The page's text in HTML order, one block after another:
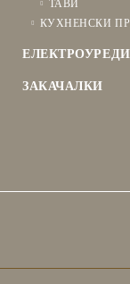
ТАВИ
КУХНЕНСКИ
ЕЛЕКТРОУРЕДИ
ЗАКАЧАЛКИ